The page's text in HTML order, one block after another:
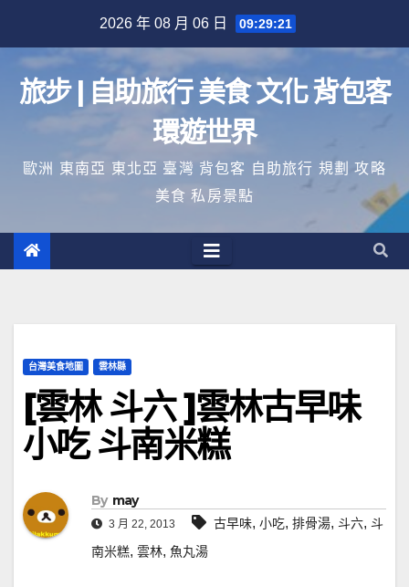
content
2026 年 08 月 06 日 09:29:21
旅步 | 自助旅行 美食 文化 背包客
環遊世界
歐洲 東南亞 東北亞 臺灣 背包客 自助旅行 規劃 攻略
美食 私房景點
台灣美食地圖 雲林縣
[雲林 斗六 ]雲林古早味
小吃 斗南米糕
By may
3 月 22, 2013 古早味, 小吃, 排骨湯, 斗六, 斗
南米糕, 雲林, 魚丸湯